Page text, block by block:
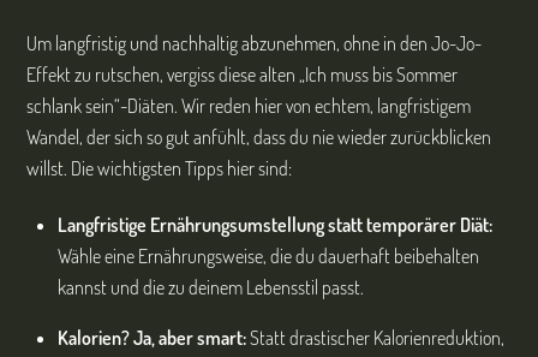
Um langfristig und nachhaltig abzunehmen, ohne in den Jo-Jo-
Effekt zu rutschen, vergiss diese alten „Ich muss bis Sommer
schlank sein“-Diäten. Wir reden hier von echtem, langfristigem
Wandel, der sich so gut anfühlt, dass du nie wieder zurückblicken
willst. Die wichtigsten Tipps hier sind:
Langfristige Ernährungsumstellung statt temporärer Diät:
Wähle eine Ernährungsweise, die du dauerhaft beibehalten
kannst und die zu deinem Lebensstil passt.
Kalorien? Ja, aber smart:Statt drastischer Kalorienreduktion,